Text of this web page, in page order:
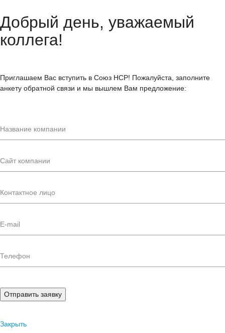
Добрый день, уважаемый
коллега!
Приглашаем Вас вступить в Союз НСР! Пожалуйста, заполните
анкету обратной связи и мы вышлем Вам предложение:
Отправить заявку
Закрыть